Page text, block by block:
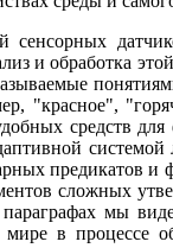
сенсорных
и обработка
"красное",
средств
предикатов и
сложных
мы
в процессе